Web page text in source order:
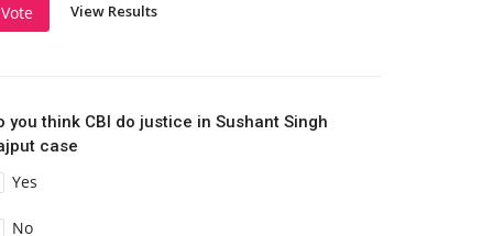
Vote View Results
you think CBI do justice in Sushant Singh
case
Yes
No